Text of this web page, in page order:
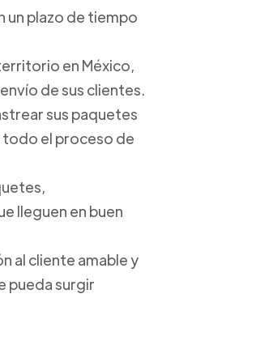
un plazo de tiempo
en México,
de sus clientes.
sus paquetes
todo el proceso de
lleguen en buen
al cliente amable y
pueda surgir